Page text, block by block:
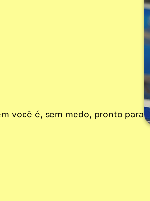
você é, sem medo, pronto para